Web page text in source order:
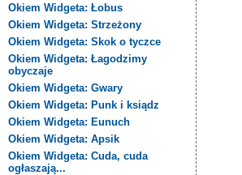
Okiem Widgeta: Łobus
Okiem Widgeta: Strzeżony
Okiem Widgeta: Skok o tyczce
Okiem Widgeta: Łagodzimy
obyczaje
Okiem Widgeta: Gwary
Okiem Widgeta: Punk i ksiądz
Okiem Widgeta: Eunuch
Okiem Widgeta: Apsik
Okiem Widgeta: Cuda, cuda
ogłaszają...